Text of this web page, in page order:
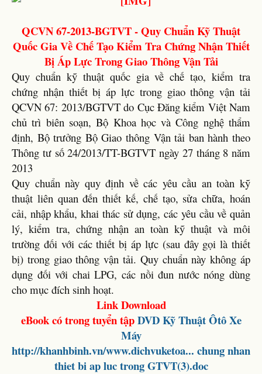
QCVN 67-2013-BGTVT - Quy Chuẩn Kỹ Thuật
Quốc Gia Về Chế Tạo Kiểm Tra Chứng Nhận Thiết
Bị Áp Lực Trong Giao Thông Vận Tải
Quy chuẩn kỹ thuật quốc gia về chế tạo, kiểm tra
chứng nhận thiết bị áp lực trong giao thông vận tải
QCVN 67: 2013/BGTVT do Cục Đăng kiểm Việt Nam
chủ trì biên soạn, Bộ Khoa học và Công nghệ thẩm
định, Bộ trưởng Bộ Giao thông Vận tải ban hành theo
Thông tư số 24/2013/TT-BGTVT ngày 27 tháng 8 năm
2013
Quy chuẩn này quy định về các yêu cầu an toàn kỹ
thuật liên quan đến thiết kế, chế tạo, sửa chữa, hoán
cải, nhập khẩu, khai thác sử dụng, các yêu cầu về quản
lý, kiểm tra, chứng nhận an toàn kỹ thuật và môi
trường đối với các thiết bị áp lực (sau đây gọi là thiết
bị) trong giao thông vận tải. Quy chuẩn này không áp
dụng đối với chai LPG, các nồi đun nước nóng dùng
cho mục đích sinh hoạt.
Link Download
eBook có trong tuyển tậpDVDKỹ Thuật Ôtô Xe
Máy
http://khanhbinh.vn/www.dichvuketoa... chung nhan
thiet bi ap luc trong GTVT(3).doc